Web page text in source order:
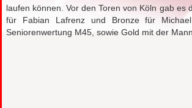
laufen können. Vor den Toren von Köln gab es
für Fabian Lafrenz und Bronze für
Seniorenwertung M45, sowie Gold mit der